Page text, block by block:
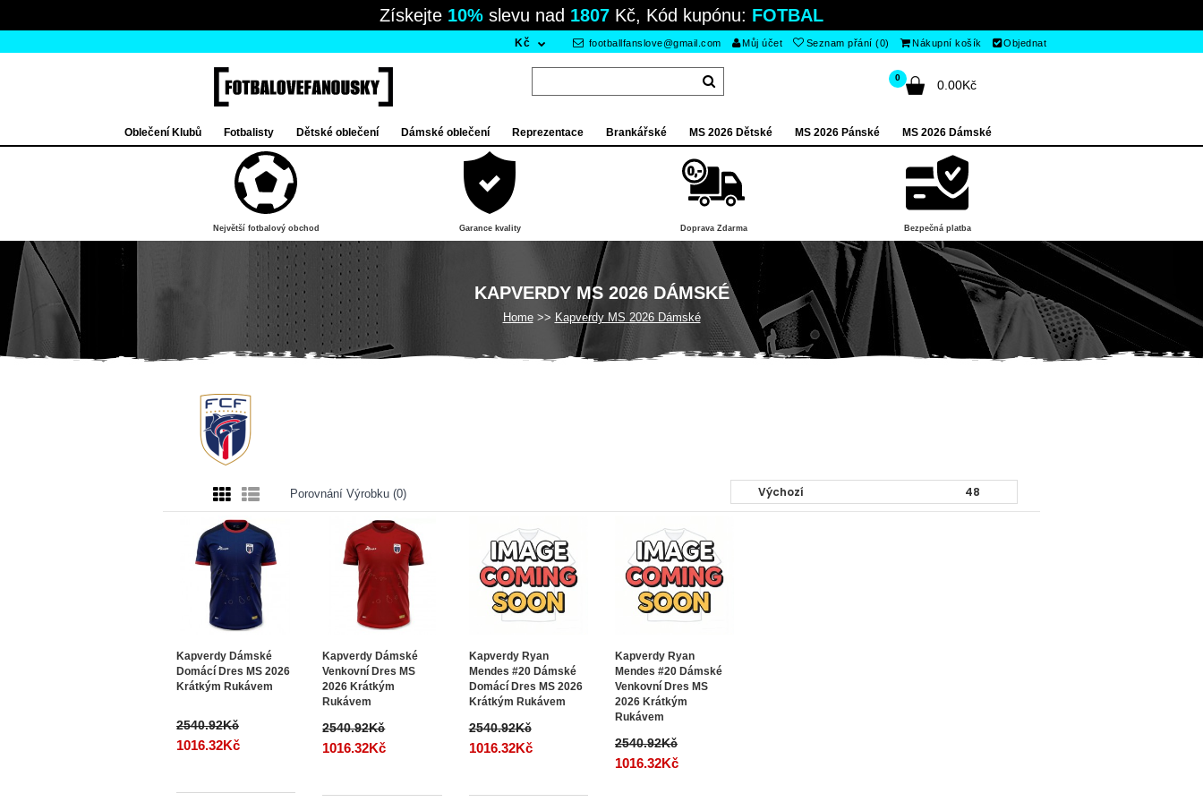
Získejte 10% slevu nad 1807 Kč, Kód kupónu: FOTBAL
Kč footballfanslove@gmail.com Můj účet Seznam přání (0) Nákupní košík Objednat
0
0.00Kč
Oblečení Klubů Fotbalisty Dětské oblečení Dámské oblečení Reprezentace Brankářské MS 2026 Dětské MS 2026 Pánské MS 2026 Dámské
Největší fotbalový obchod Garance kvality Doprava Zdarma Bezpečná platba
KAPVERDY MS 2026 DÁMSKÉ
Home Kapverdy MS 2026 Dámské
Porovnání Výrobku (0)
Kapverdy Dámské
Domácí Dres MS 2026
Krátkým Rukávem
2540.92Kč
1016.32Kč
Kapverdy Dámské
Venkovní Dres MS
2026 Krátkým
Rukávem
2540.92Kč
1016.32Kč
Kapverdy Ryan
Mendes #20 Dámské
Domácí Dres MS 2026
Krátkým Rukávem
2540.92Kč
1016.32Kč
Kapverdy Ryan
Mendes #20 Dámské
Venkovní Dres MS
2026 Krátkým
Rukávem
2540.92Kč
1016.32Kč